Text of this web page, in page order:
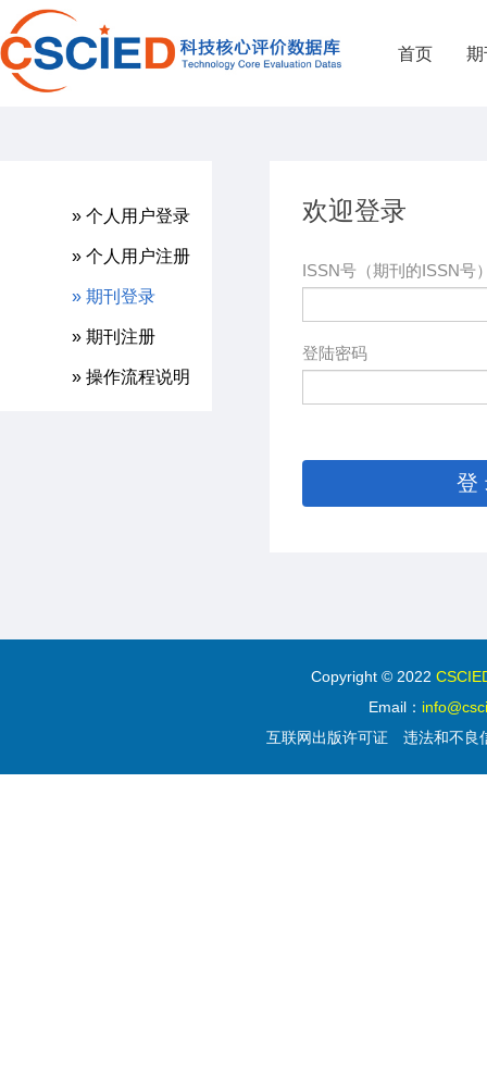
首页 期
» 个人用户登录
» 个人用户注册
» 期刊登录
» 期刊注册
» 操作流程说明
欢迎登录
ISSN号（期刊的ISSN号
登陆密码
Copyright © 2022
Email：
互联网出版许可证
违法和不良